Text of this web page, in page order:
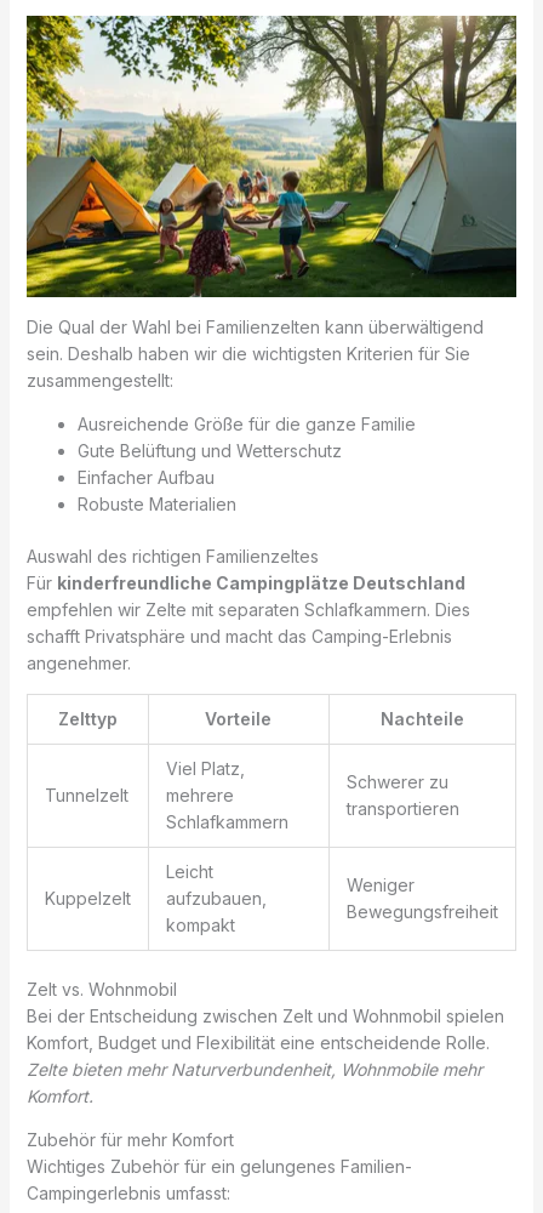
Die Qual der Wahl bei Familienzelten kann überwältigend
sein. Deshalb haben wir die wichtigsten Kriterien für Sie
zusammengestellt:
Ausreichende Größe für die ganze Familie
Gute Belüftung und Wetterschutz
Einfacher Aufbau
Robuste Materialien
Auswahl des richtigen Familienzeltes
Für kinderfreundliche Campingplätze Deutschland
empfehlen wir Zelte mit separaten Schlafkammern. Dies
schafft Privatsphäre und macht das Camping-Erlebnis
angenehmer.
Zelttyp Vorteile Nachteile
Tunnelzelt
Viel Platz,
mehrere
Schlafkammern
Schwerer zu
transportieren
Kuppelzelt
Leicht
aufzubauen,
kompakt
Weniger
Bewegungsfreiheit
Zelt vs. Wohnmobil
Bei der Entscheidung zwischen Zelt und Wohnmobil spielen
Komfort, Budget und Flexibilität eine entscheidende Rolle.
Zelte bieten mehr Naturverbundenheit, Wohnmobile mehr
Komfort.
Zubehör für mehr Komfort
Wichtiges Zubehör für ein gelungenes Familien-
Campingerlebnis umfasst: